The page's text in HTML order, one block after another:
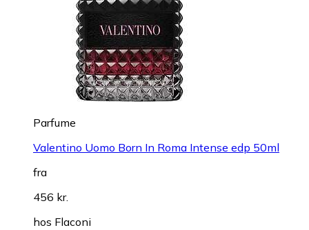
Parfume
Valentino Uomo Born In Roma Intense edp 50ml
fra
456 kr.
hos Flaconi